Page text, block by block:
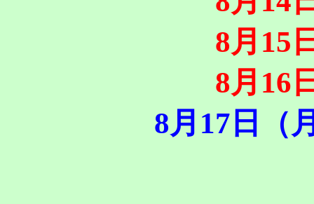
8月15
8月16
8月17日（